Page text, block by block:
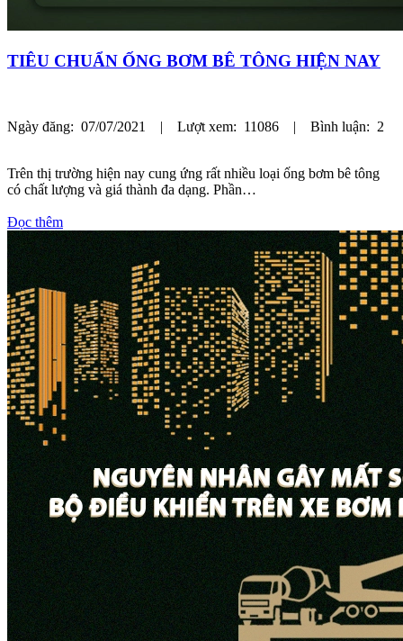
TIÊU CHUẨN ỐNG BƠM BÊ TÔNG HIỆN NAY
Ngày đăng: 07/07/2021 | Lượt xem: 11086 | Bình luận: 2
Trên thị trường hiện nay cung ứng rất nhiều loại ống bơm bê tông
có chất lượng và giá thành đa dạng. Phần…
Đọc thêm